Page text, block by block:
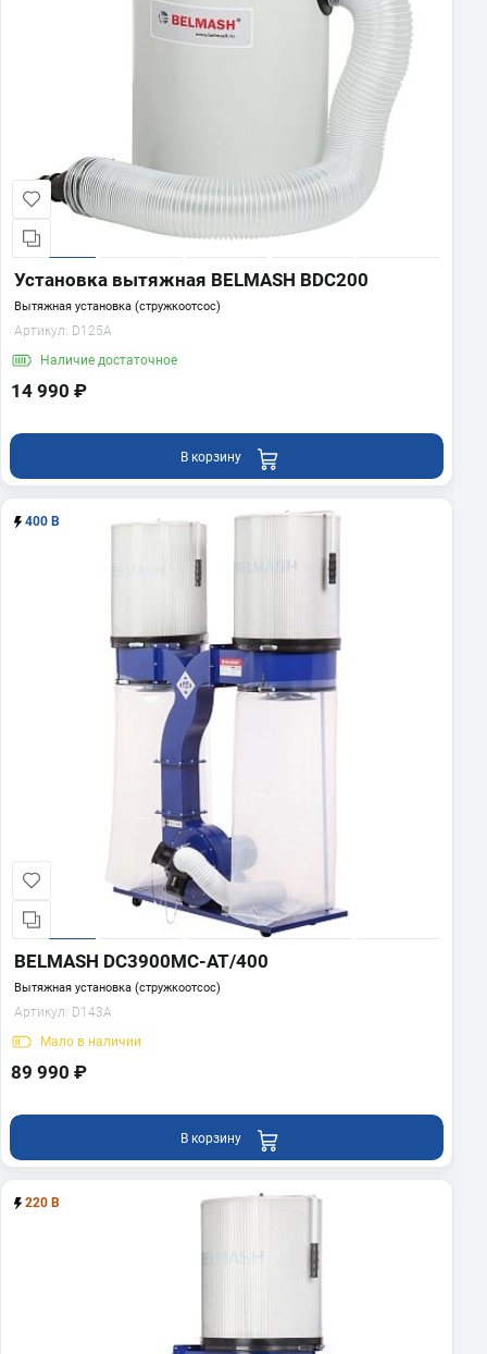
Установка вытяжная BELMASH BDC200
Вытяжная установка (стружкоотсос)
Артикул: D125A
Наличие достаточное
14 990 ₽
В корзину
400 В
BELMASH DC3900MC-AT/400
Вытяжная установка (стружкоотсос)
Артикул: D143A
Мало в наличии
89 990 ₽
В корзину
220 В